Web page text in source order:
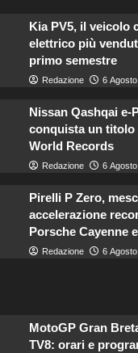
Kia PV5, il veicolo
elettrico più
primo semestre
Redazione 6
Nissan Qashqai e-
conquista un titolo
World Records
Redazione 6
Pirelli P Zero,
accelerazione
Porsche Cayenne
Redazione 6
MotoGP Gran
TV8: orari e